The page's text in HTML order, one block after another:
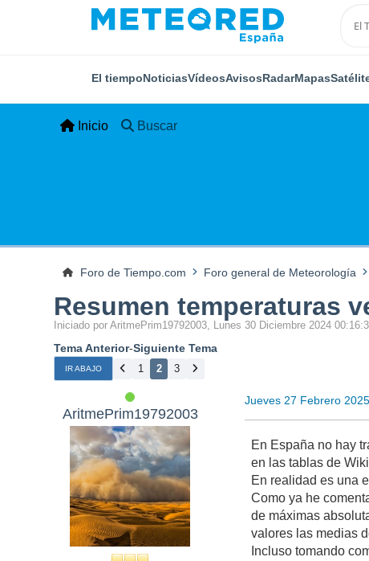
El tiempoNoticiasVídeosAvisosRadarMapas
Inicio Buscar
Foro de Tiempo.com Foro general de Meteorología
Resumen temperaturas
Iniciado por AritmePrim19792003, Lunes 30 Diciembre 2024
Tema Anterior-Siguiente Tema
IR ABAJO 1 2 3
AritmePrim19792003
Jueves 27 Febrero
En España no hay
en las tablas de
En realidad es una
Como ya he
de máximas
valores las medias
Incluso tomando